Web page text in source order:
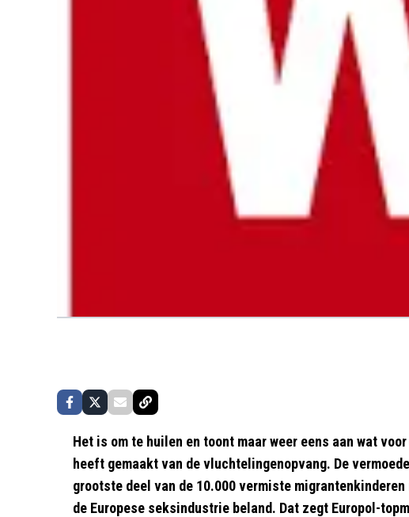
Het is om te huilen en toont maar weer eens aan wat
heeft gemaakt van de vluchtelingenopvang. De
grootste deel van de 10.000 vermiste
de Europese seksindustrie beland. Dat zegt Europol-